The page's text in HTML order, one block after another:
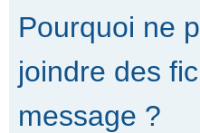
Pourquoi ne
joindre des
message ?